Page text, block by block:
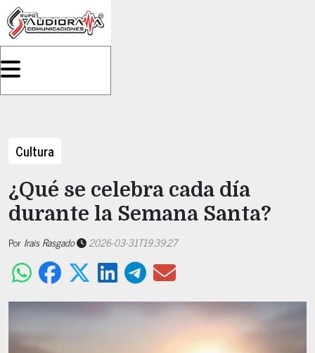
Cultura
¿Qué se celebra cada día
durante la Semana Santa?
Por Irais Rasgado 2026-03-31T19:39:27